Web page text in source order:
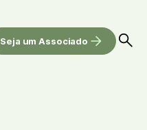
Seja um Associado